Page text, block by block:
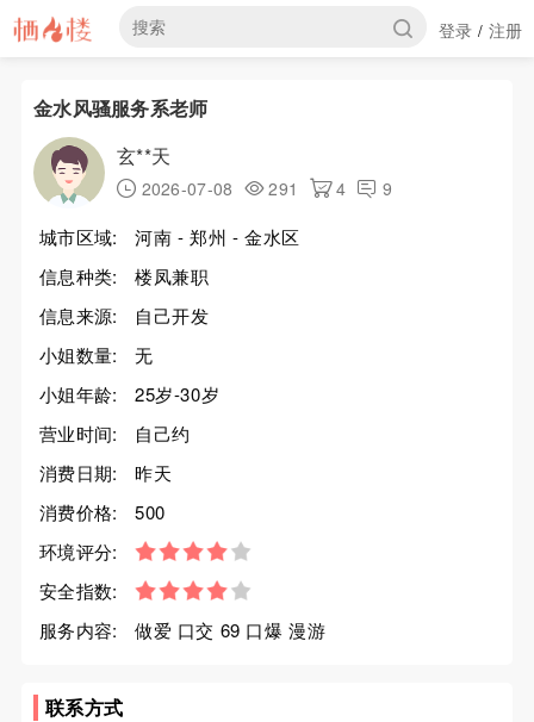
登录 / 注册
金水风骚服务系老师
玄**天
2026-07-08 291 4 9
城市区域:
河南 - 郑州 - 金水区
信息种类:
楼凤兼职
信息来源:
自己开发
小姐数量:
无
小姐年龄:
25岁-30岁
营业时间:
自己约
消费日期:
昨天
消费价格:
500
环境评分:
安全指数:
服务内容:
做爱 口交 69 口爆 漫游
联系方式